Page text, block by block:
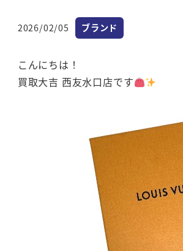
投稿日
2026/02/05 カテゴリー
ブランド
こんにちは！
買取大吉 西友水口店です